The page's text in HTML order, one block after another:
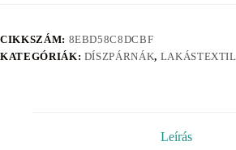
CIKKSZÁM: 8EBD58C8DCBF
KATEGÓRIÁK: DÍSZPÁRNÁK, LAKÁSTEXTIL
Leírás